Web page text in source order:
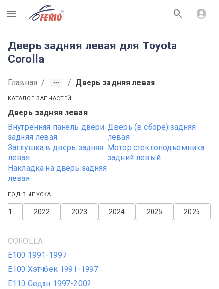
R
Дверь задняя левая для Toyota
Corolla
Главная / / Дверь задняя левая
КАТАЛОГ ЗАПЧАСТЕЙ
Дверь задняя левая
Внутренняя панель двери
задняя левая
Дверь (в сборе) задняя
левая
Заглушка в дверь задняя
левая
Мотор стеклоподъемника
задний левый
Накладка на дверь задняя
левая
ГОД ВЫПУСКА
2026
2025
2024
2023
2022
COROLLA
E100 1991-1997
E100 Хэтчбек 1991-1997
E110 Седан 1997-2002